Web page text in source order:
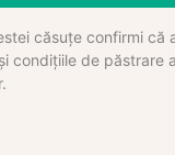
căsuțe confirmi că
condițiile de păstrare